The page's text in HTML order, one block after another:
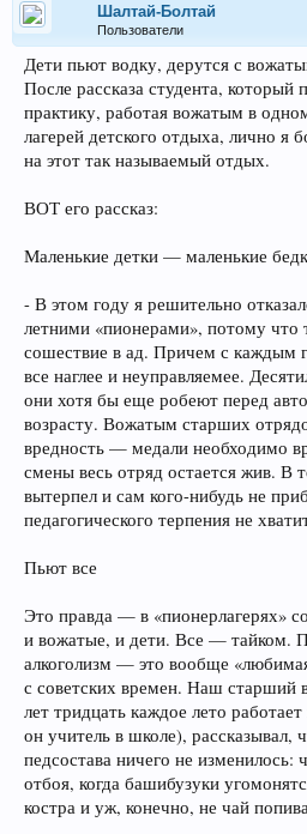
Шалтай-Болтай
Пользователи
Дети пьют водку, дерутся с
После рассказа студента, который
практику, работая вожатым в
лагерей детского отдыха, лично я
на этот так называемый отдых.
ВОТ его рассказ:
Маленькие детки — маленькие
- В этом году я решительно
летними «пионерами», потому что
сошествие в ад. Причем с каждым
все наглее и неуправляемее.
они хотя бы еще робеют перед
возрасту. Вожатым старших
вредность — медали необходимо
смены весь отряд остается жив. В
вытерпел и сам кого-нибудь не
педагогического терпения не
Пьют все
Это правда — в «пионерлагерях»
и вожатые, и дети. Все — тайком.
алкоголизм — это вообще
с советских времен. Наш старший
лет тридцать каждое лето
он учитель в школе), рассказывал,
педсостава ничего не изменилось:
отбоя, когда башибузуки
костра и уж, конечно, не чай